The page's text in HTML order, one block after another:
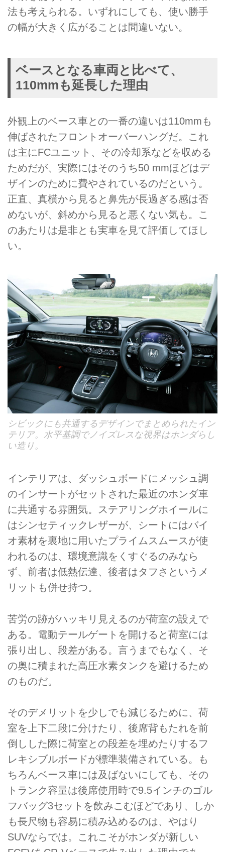
法も考えられる。いずれにしても、使い勝手
の幅が大きく広がることは間違いない。
ベースとなる車両と比べて、
110mmも延長した理由
外観上のベース車との一番の違いは110mmも
伸ばされたフロントオーバーハングだ。これ
は主にFCユニット、その冷却系などを収める
ためだが、実際にはそのうち50 mmほどはデ
ザインのために費やされているのだという。
正直、真横から見ると鼻先が長過ぎる感は否
めないが、斜めから見ると悪くない気も。こ
のあたりは是非とも実車を見て評価してほし
い。
シビックにも共通するデザインでまとめられたイン
テリア。水平基調でノイズレスな視界はホンダらし
い造り。
インテリアは、ダッシュボードにメッシュ調
のインサートがセットされた最近のホンダ車
に共通する雰囲気。ステアリングホイールに
はシンセティックレザーが、シートにはバイ
オ素材を裏地に用いたプライムスムースが使
われるのは、環境意識をくすぐるのみなら
ず、前者は低熱伝達、後者はタフさというメ
リットも併せ持つ。
苦労の跡がハッキリ見えるのが荷室の設えで
ある。電動テールゲートを開けると荷室には
張り出し、段差がある。言うまでもなく、そ
の奥に積まれた高圧水素タンクを避けるため
のものだ。
そのデメリットを少しでも減じるために、荷
室を上下二段に分けたり、後席背もたれを前
倒しした際に荷室との段差を埋めたりするフ
レキシブルボードが標準装備されている。も
ちろんベース車には及ばないにしても、その
トランク容量は後席使用時で9.5インチのゴル
フバッグ3セットを飲みこむほどであり、しか
も長尺物も容易に積み込めるのは、やはり
SUVならでは。これこそがホンダが新しい